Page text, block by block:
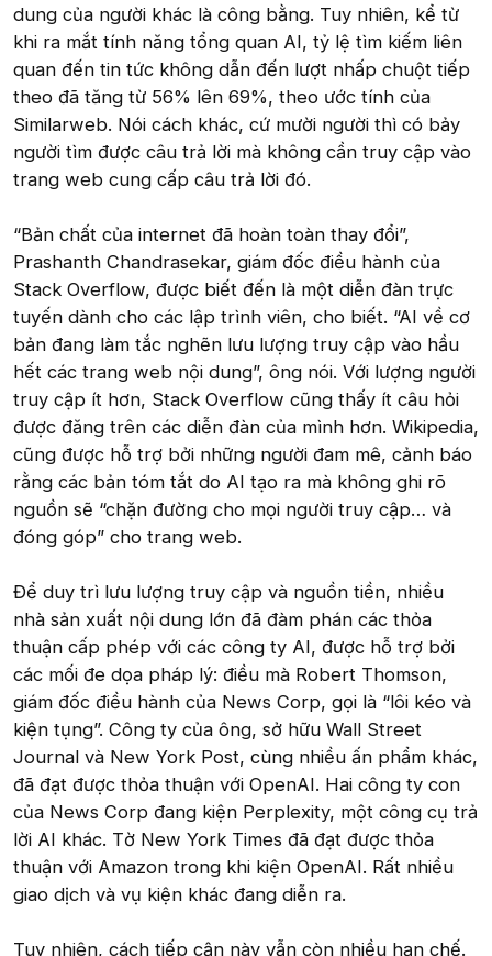
dung của người khác là công bằng. Tuy nhiên, kể từ
khi ra mắt tính năng tổng quan AI, tỷ lệ tìm kiếm liên
quan đến tin tức không dẫn đến lượt nhấp chuột tiếp
theo đã tăng từ 56% lên 69%, theo ước tính của
Similarweb. Nói cách khác, cứ mười người thì có bảy
người tìm được câu trả lời mà không cần truy cập vào
trang web cung cấp câu trả lời đó.
“Bản chất của internet đã hoàn toàn thay đổi”,
Prashanth Chandrasekar, giám đốc điều hành của
Stack Overflow, được biết đến là một diễn đàn trực
tuyến dành cho các lập trình viên, cho biết. “AI về cơ
bản đang làm tắc nghẽn lưu lượng truy cập vào hầu
hết các trang web nội dung”, ông nói. Với lượng người
truy cập ít hơn, Stack Overflow cũng thấy ít câu hỏi
được đăng trên các diễn đàn của mình hơn. Wikipedia,
cũng được hỗ trợ bởi những người đam mê, cảnh báo
rằng các bản tóm tắt do AI tạo ra mà không ghi rõ
nguồn sẽ “chặn đường cho mọi người truy cập… và
đóng góp” cho trang web.
Để duy trì lưu lượng truy cập và nguồn tiền, nhiều
nhà sản xuất nội dung lớn đã đàm phán các thỏa
thuận cấp phép với các công ty AI, được hỗ trợ bởi
các mối đe dọa pháp lý: điều mà Robert Thomson,
giám đốc điều hành của News Corp, gọi là “lôi kéo và
kiện tụng”. Công ty của ông, sở hữu Wall Street
Journal và New York Post, cùng nhiều ấn phẩm khác,
đã đạt được thỏa thuận với OpenAI. Hai công ty con
của News Corp đang kiện Perplexity, một công cụ trả
lời AI khác. Tờ New York Times đã đạt được thỏa
thuận với Amazon trong khi kiện OpenAI. Rất nhiều
giao dịch và vụ kiện khác đang diễn ra.
Tuy nhiên, cách tiếp cận này vẫn còn nhiều hạn chế.